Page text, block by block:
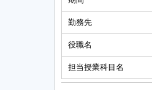
勤務先
役職名
担当授業科目名